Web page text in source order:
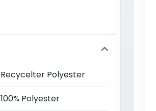
Recycelter Polyester
100% Polyester